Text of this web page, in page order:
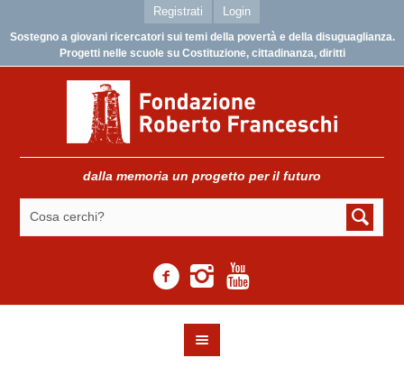
Registrati Login
Sostegno a giovani ricercatori sui temi della povertà e della disuguaglianza.
Progetti nelle scuole su Costituzione, cittadinanza, diritti
dalla memoria un progetto per il futuro